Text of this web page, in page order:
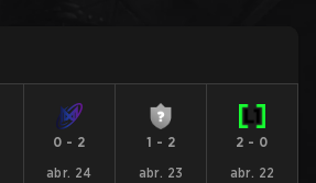
0 - 2
abr. 24
1 - 2
abr. 23
2 - 0
abr. 22